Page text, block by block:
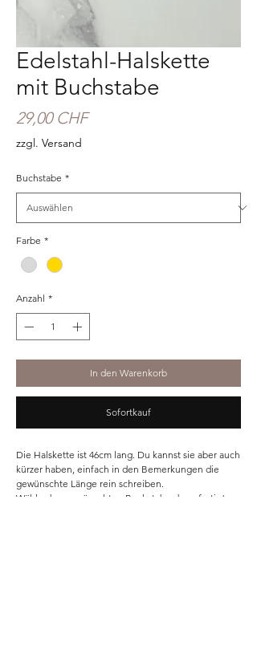
Edelstahl-Halskette
mit Buchstabe
29,00 CHFPreis
zzgl. Versand
Buchstabe *
Farbe *
Anzahl *
In den Warenkorb
Sofortkauf
Die Halskette ist 46cm lang. Du kannst sie aber auch
kürzer haben, einfach in den Bemerkungen die
gewünschte Länge rein schreiben.
Wähle den gewünschten Buchstabe dazu, fertig!